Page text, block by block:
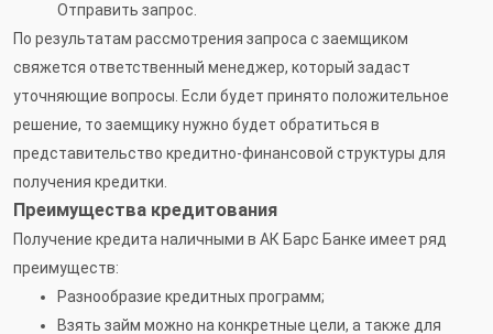
Отправить запрос.
По результатам рассмотрения запроса с заемщиком
свяжется ответственный менеджер, который задаст
уточняющие вопросы. Если будет принято положительное
решение, то заемщику нужно будет обратиться в
представительство кредитно-финансовой структуры для
получения кредитки.
Преимущества кредитования
Получение кредита наличными в АК Барс Банке имеет ряд
преимуществ:
Разнообразие кредитных программ;
Взять займ можно на конкретные цели, а также для